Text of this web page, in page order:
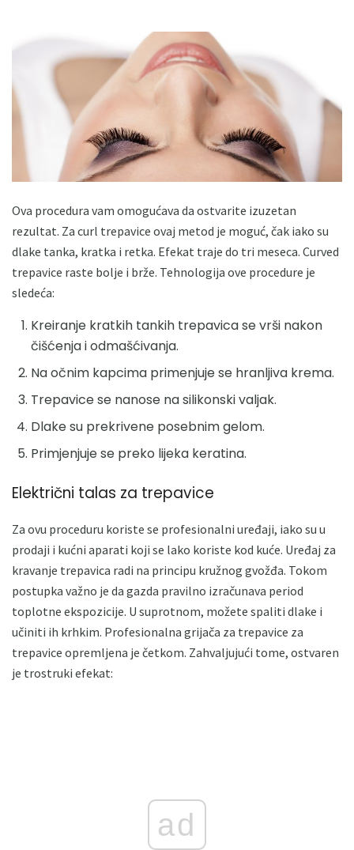
Ova procedura vam omogućava da ostvarite izuzetan
rezultat. Za curl trepavice ovaj metod je moguć, čak iako su
dlake tanka, kratka i retka. Efekat traje do tri meseca. Curved
trepavice raste bolje i brže. Tehnologija ove procedure je
sledeća:
Kreiranje kratkih tankih trepavica se vrši nakon
čišćenja i odmašćivanja.
Na očnim kapcima primenjuje se hranljiva krema.
Trepavice se nanose na silikonski valjak.
Dlake su prekrivene posebnim gelom.
Primjenjuje se preko lijeka keratina.
Električni talas za trepavice
Za ovu proceduru koriste se profesionalni uređaji, iako su u
prodaji i kućni aparati koji se lako koriste kod kuće. Uređaj za
kravanje trepavica radi na principu kružnog gvožđa. Tokom
postupka važno je da gazda pravilno izračunava period
toplotne ekspozicije. U suprotnom, možete spaliti dlake i
učiniti ih krhkim. Profesionalna grijača za trepavice za
trepavice opremljena je četkom. Zahvaljujući tome, ostvaren
je trostruki efekat:
ad